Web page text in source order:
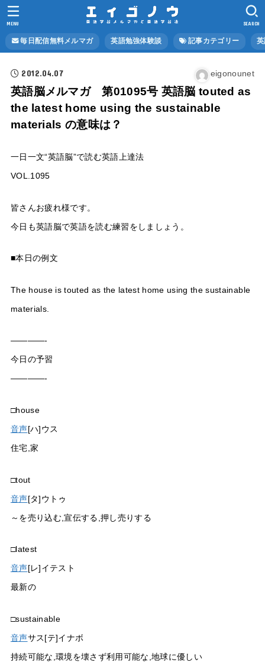
毎日配信無料メルマガ 英語勉強体験談 記事カテゴリー
SEARCH
MENU
2012.04.07 eigonounet
英語脳メルマガ 第01095号 英語脳 touted as
the latest home using the sustainable
materials の意味は？
一日一文“英語脳”で読む英語上達法
VOL.1095
皆さんお疲れ様です。
今日も英語脳で英語を読む練習をしましょう。
■本日の例文
The house is touted as the latest home using the sustainable
materials.
————-
今日の予習
————-
□house
音声 [ハ]ウス
住宅,家
□tout
音声[タ]ウトゥ
～を売り込む,宣伝する,押し売りする
□latest
音声 [レ]イテスト
最新の
□sustainable
音声サス[テ]イナボ
持続可能な,環境を壊さず利用可能な,地球に優しい